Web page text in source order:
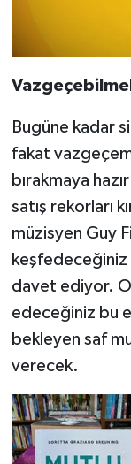
Bugüne kadar
fakat
bırakmaya
satış rekorları
müzisyen Guy
keşfedeceğiniz
davet ediyor.
edeceğiniz bu
bekleyen saf
verecek.